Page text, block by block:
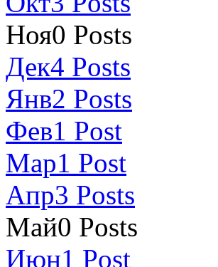
Ноя0 Posts
Дек4 Posts
Янв2 Posts
Фев1 Post
Мар1 Post
Апр3 Posts
Май0 Posts
Июн1 Post